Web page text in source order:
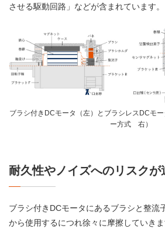
させる駆動回路」などが含まれています。
ブラシ付きDCモータ（左）とブラシレスDCモ
ー方式 右）
耐久性やノイズへのリスクが
ブラシ付きDCモータにあるブラシと整流
から使用するにつれ徐々に摩擦していき